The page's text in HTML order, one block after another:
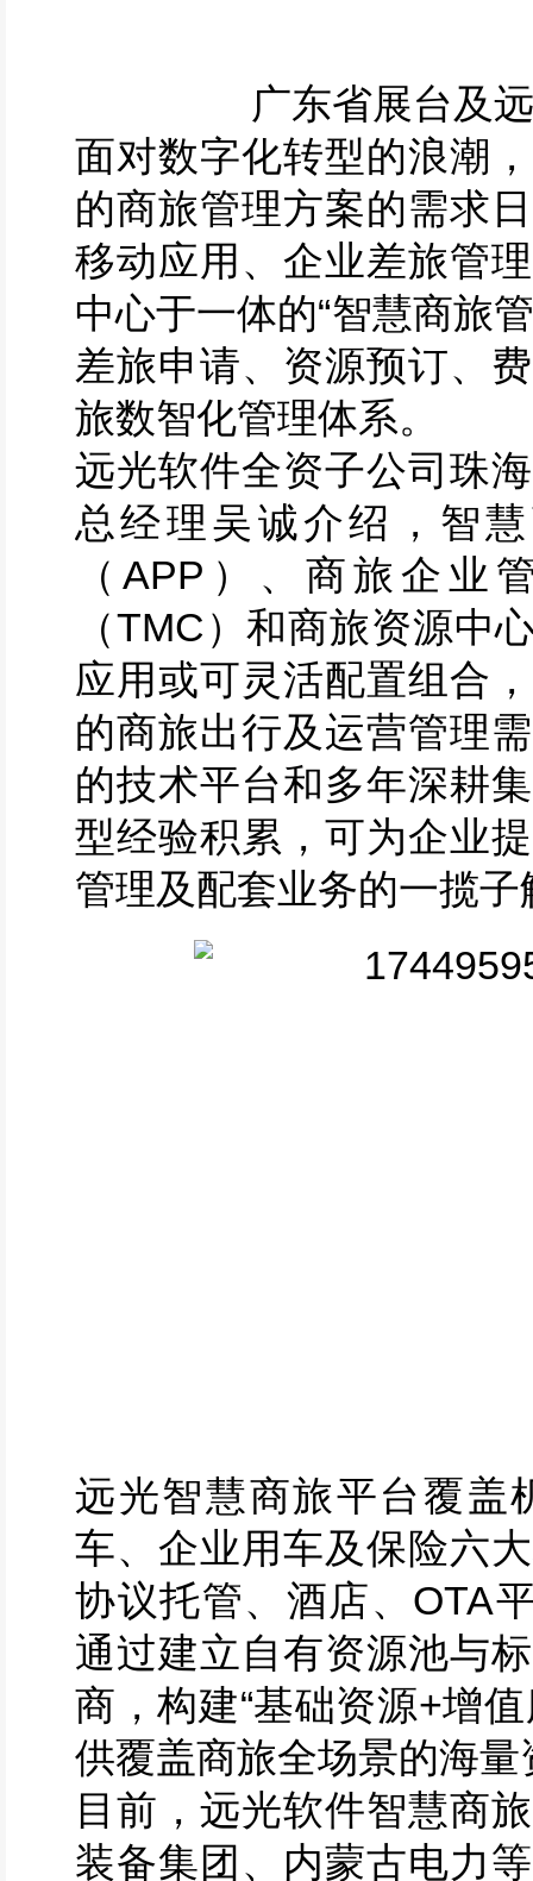
广东省展台及
面对数字化转型的浪潮
的商旅管理方案的需求
移动应用、企业差旅管
中心于一体的“智慧商旅
差旅申请、资源预订、
旅数智化管理体系。
远光软件全资子公司珠
总经理吴诚介绍，智
（APP）、商旅企业
（TMC）和商旅资源中
应用或可灵活配置组合
的商旅出行及运营管理
的技术平台和多年深耕
型经验积累，可为企业
管理及配套业务的一揽子
远光智慧商旅平台覆盖
车、企业用车及保险六
协议托管、酒店、OTA
通过建立自有资源池与
商，构建“基础资源+增
供覆盖商旅全场景的海量
目前，远光软件智慧商
装备集团、内蒙古电力